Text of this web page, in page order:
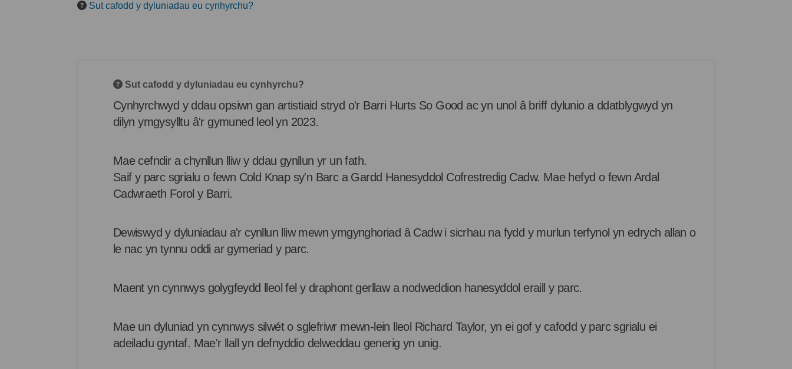
Sut cafodd y dyluniadau eu cynhyrchu?
Sut cafodd y dyluniadau eu cynhyrchu?
Cynhyrchwyd y ddau opsiwn gan artistiaid stryd o'r Barri Hurts So Good ac yn unol â briff dylunio a ddatblygwyd yn
dilyn ymgysylltu â'r gymuned leol yn 2023.
Mae cefndir a chynllun lliw y ddau gynllun yr un fath.
Saif y parc sgrialu o fewn Cold Knap sy'n Barc a Gardd Hanesyddol Cofrestredig Cadw. Mae hefyd o fewn Ardal
Cadwraeth Forol y Barri.
Dewiswyd y dyluniadau a'r cynllun lliw mewn ymgynghoriad â Cadw i sicrhau na fydd y murlun terfynol yn edrych allan o
le nac yn tynnu oddi ar gymeriad y parc.
Maent yn cynnwys golygfeydd lleol fel y draphont gerllaw a nodweddion hanesyddol eraill y parc.
Mae un dyluniad yn cynnwys silwét o sglefriwr mewn-lein lleol Richard Taylor, yn ei gof y cafodd y parc sgrialu ei
adeiladu gyntaf. Mae'r llall yn defnyddio delweddau generig yn unig.